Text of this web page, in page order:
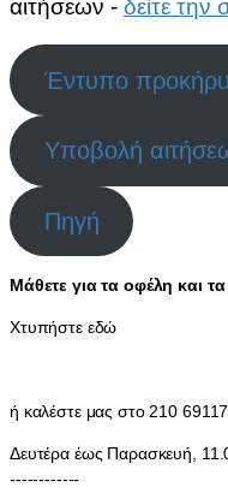
αιτήσεων - δείτε την
Έντυπο
Υποβολή
Πηγή
Μάθετε για τα οφέλη και
Χτυπήστε εδώ
ή καλέστε μας στο 210
Δευτέρα έως Παρασκευή,
------------